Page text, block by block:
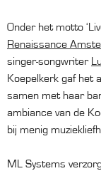
Onder het motto
Renaissance
singer-songwriter
Koepelkerk gaf het
samen met haar
ambiance van de
bij menig
ML Systems